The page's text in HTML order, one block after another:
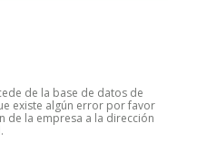
de la base de datos de
existe algún error por favor
de la empresa a la dirección